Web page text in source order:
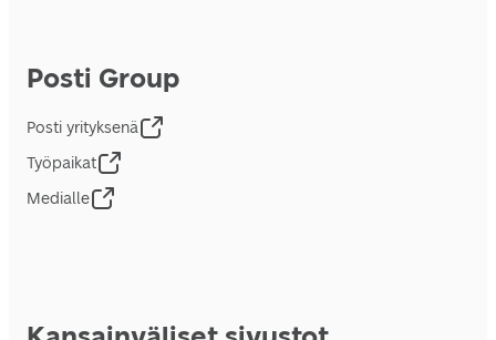
Posti Group
Posti yrityksenä
Työpaikat
Medialle